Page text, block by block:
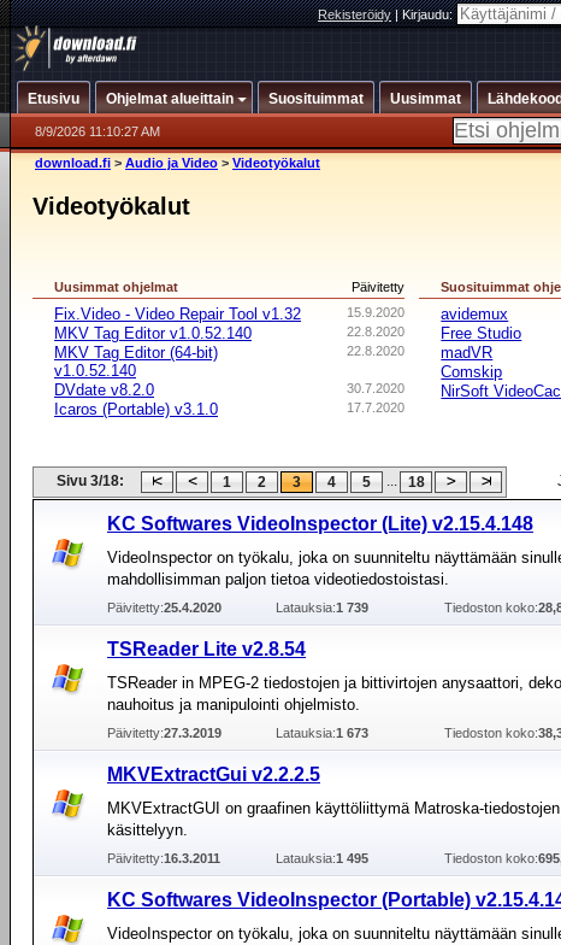
Rekisteröidy|Kirjaudu:
Etusivu Ohjelmat alueittain Suosituimmat Uusimmat
8/9/2026 11:10:27 AM
download.fi > Audio ja Video > Videotyökalut
Videotyökalut
Päivitetty
Uusimmat ohjelmat
15.9.2020
Fix.Video - Video Repair Tool v1.32
22.8.2020
MKV Tag Editor v1.0.52.140
22.8.2020
MKV Tag Editor (64-bit)
v1.0.52.140
30.7.2020
DVdate v8.2.0
17.7.2020
Icaros (Portable) v3.1.0
Suosituimmat
avidemux
Free Studio
madVR
Comskip
NirSoft
Sivu 3/18: 1 2 3 4 5 ... 18
KC Softwares VideoInspector (Lite) v2.15.4.148
VideoInspector on työkalu, joka on suunniteltu näyttämään
mahdollisimman paljon tietoa videotiedostoistasi.
Päivitetty:25.4.2020 Latauksia:1 739 Tiedoston koko:
TSReader Lite v2.8.54
TSReader in MPEG-2 tiedostojen ja bittivirtojen anysaattori,
nauhoitus ja manipulointi ohjelmisto.
Päivitetty:27.3.2019 Latauksia:1 673 Tiedoston koko:
MKVExtractGui v2.2.2.5
MKVExtractGUI on graafinen käyttöliittymä Matroska-tiedostojen
käsittelyyn.
Päivitetty:16.3.2011 Latauksia:1 495 Tiedoston koko:
KC Softwares VideoInspector (Portable)
VideoInspector on työkalu, joka on suunniteltu näyttämään